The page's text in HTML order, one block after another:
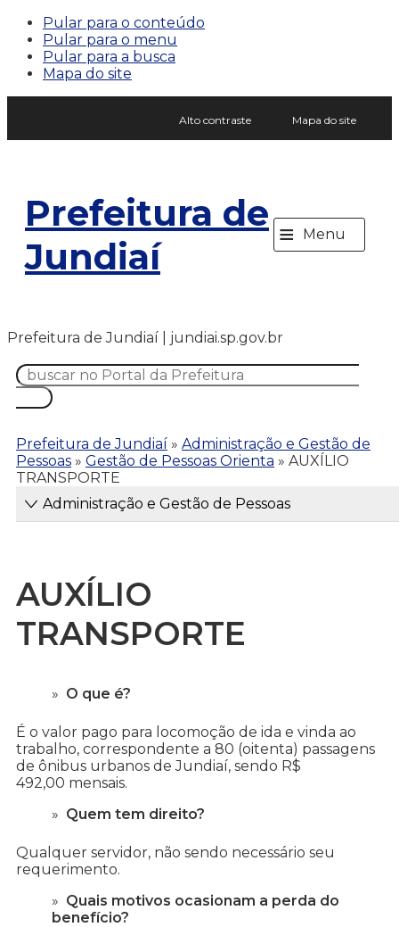
Pular para o conteúdo
Pular para o menu
Pular para a busca
Mapa do site
Alto contraste Mapa do site
Prefeitura de
Jundiaí
≡ Menu
Prefeitura de Jundiaí | jundiai.sp.gov.br
Prefeitura de Jundiaí » Administração e Gestão de
Pessoas » Gestão de Pessoas Orienta » AUXÍLIO
TRANSPORTE
Administração e Gestão de Pessoas
AUXÍLIO
TRANSPORTE
O que é?
É o valor pago para locomoção de ida e vinda ao
trabalho, correspondente a 80 (oitenta) passagens
de ônibus urbanos de Jundiaí, sendo R$
492,00 mensais.
Quem tem direito?
Qualquer servidor, não sendo necessário seu
requerimento.
Quais motivos ocasionam a perda do
benefício?